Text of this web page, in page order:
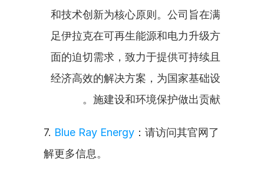
和技术创新为核心原则。公司旨在满
足伊拉克在可再生能源和电力升级方
面的迫切需求，致力于提供可持续且
经济高效的解决方案，为国家基础设
施建设和环境保护做出贡献。
7. Blue Ray Energy ：请访问其官网了
解更多信息。